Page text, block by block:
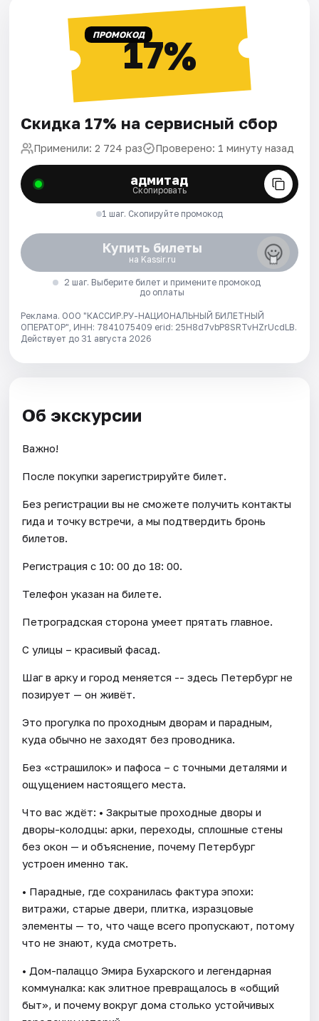
ПРОМОКОД17%
Скидка 17% на сервисный сбор
Применили: 2 724 раз Проверено: 1 минуту назад
адмитад
Скопировать
1 шаг. Скопируйте промокод
Купить билеты
на Kassir.ru
2 шаг. Выберите билет и примените промокод
до оплаты
Реклама. ООО "КАССИР.РУ-НАЦИОНАЛЬНЫЙ БИЛЕТНЫЙ
ОПЕРАТОР", ИНН: 7841075409 erid: 25H8d7vbP8SRTvHZrUcdLB.
Действует до 31 августа 2026
Об экскурсии
Важно!
После покупки зарегистрируйте билет.
Без регистрации вы не сможете получить контакты
гида и точку встречи, а мы подтвердить бронь
билетов.
Регистрация с 10: 00 до 18: 00.
Телефон указан на билете.
Петроградская сторона умеет прятать главное.
С улицы – красивый фасад.
Шаг в арку и город меняется -- здесь Петербург не
позирует — он живёт.
Это прогулка по проходным дворам и парадным,
куда обычно не заходят без проводника.
Без «страшилок» и пафоса – с точными деталями и
ощущением настоящего места.
Что вас ждёт: • Закрытые проходные дворы и
дворы-колодцы: арки, переходы, сплошные стены
без окон — и объяснение, почему Петербург
устроен именно так.
• Парадные, где сохранилась фактура эпохи:
витражи, старые двери, плитка, изразцовые
элементы — то, что чаще всего пропускают, потому
что не знают, куда смотреть.
• Дом-палаццо Эмира Бухарского и легендарная
коммуналка: как элитное превращалось в «общий
быт», и почему вокруг дома столько устойчивых